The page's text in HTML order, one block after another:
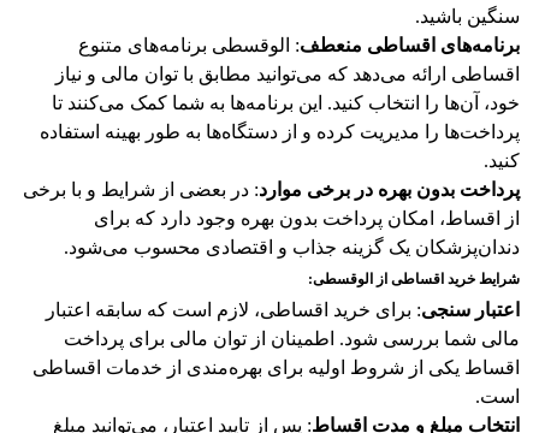
سنگین باشید.
برنامه‌های اقساطی منعطف: الوقسطی برنامه‌های متنوع
اقساطی ارائه می‌دهد که می‌توانید مطابق با توان مالی و نیاز
خود، آن‌ها را انتخاب کنید. این برنامه‌ها به شما کمک می‌کنند تا
پرداخت‌ها را مدیریت کرده و از دستگاه‌ها به طور بهینه استفاده
کنید.
پرداخت بدون بهره در برخی موارد: در بعضی از شرایط و با برخی
از اقساط، امکان پرداخت بدون بهره وجود دارد که برای
دندان‌پزشکان یک گزینه جذاب و اقتصادی محسوب می‌شود.
شرایط خرید اقساطی از الوقسطی:
اعتبار سنجی: برای خرید اقساطی، لازم است که سابقه اعتبار
مالی شما بررسی شود. اطمینان از توان مالی برای پرداخت
اقساط یکی از شروط اولیه برای بهره‌مندی از خدمات اقساطی
است.
انتخاب مبلغ و مدت اقساط: پس از تایید اعتبار، می‌توانید مبلغ